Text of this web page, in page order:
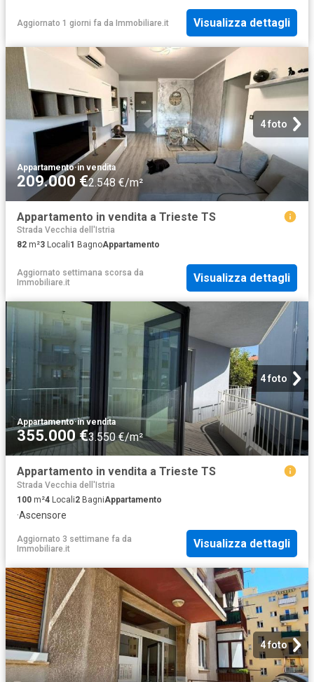
Aggiornato 1 giorni fa da Immobiliare.it Visualizza dettagli
4 foto
Appartamento·in vendita
209.000 €2.548 €/m²
Appartamento in vendita a Trieste TS
Strada Vecchia dell'Istria
82 m²3 Locali1 BagnoAppartamento
Aggiornato settimana scorsa da
Immobiliare.it
Visualizza dettagli
4 foto
Appartamento·in vendita
355.000 €3.550 €/m²
Appartamento in vendita a Trieste TS
Strada Vecchia dell'Istria
100 m²4 Locali2 BagniAppartamento
·Ascensore
Aggiornato 3 settimane fa da
Immobiliare.it
Visualizza dettagli
4 foto